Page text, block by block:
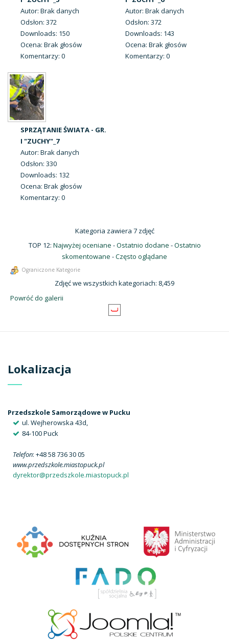
Autor: Brak danych
Odsłon: 372
Downloads: 150
Ocena: Brak głosów
Komentarzy: 0
Autor: Brak danych
Odsłon: 372
Downloads: 143
Ocena: Brak głosów
Komentarzy: 0
SPRZĄTANIE ŚWIATA - GR.
I "ZUCHY"_7
Autor: Brak danych
Odsłon: 330
Downloads: 132
Ocena: Brak głosów
Komentarzy: 0
Kategoria zawiera 7 zdjęć
TOP 12: Najwyżej oceniane -Ostatnio dodane -Ostatnio
skomentowane -Często oglądane
Ograniczone Kategorie
Zdjęć we wszystkich kategoriach: 8,459
Powróć do galerii
Lokalizacja
Przedszkole Samorządowe w Pucku
ul. Wejherowska 43d,
84-100 Puck
Telefon: +48 58 736 30 05
www.przedszkole.miastopuck.pl
dyrektor@przedszkole.miastopuck.pl